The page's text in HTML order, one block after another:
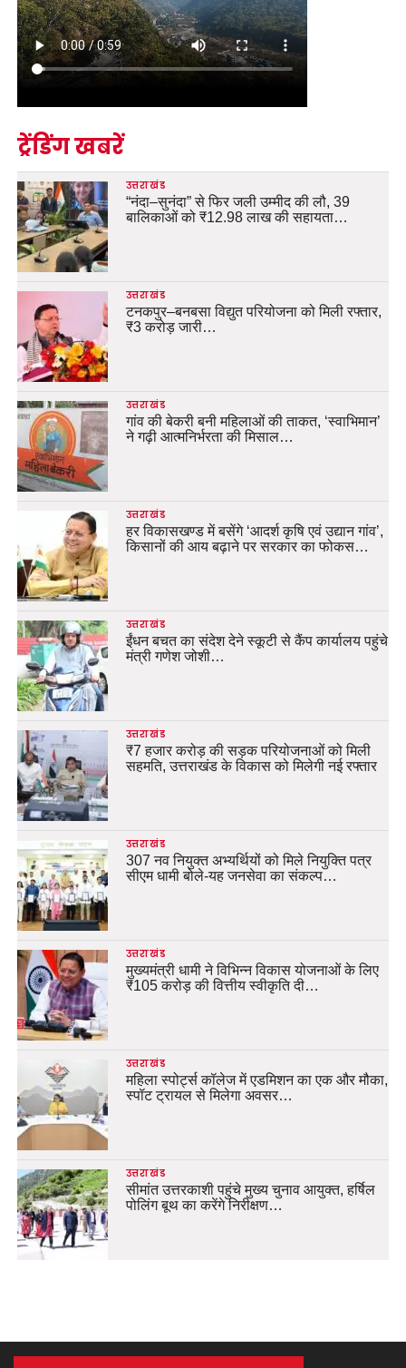
ट्रेंडिंग खबरें
उत्तराखंड
“नंदा–सुनंदा” से फिर जली उम्मीद की लौ, 39
बालिकाओं को ₹12.98 लाख की सहायता…
उत्तराखंड
टनकपुर–बनबसा विद्युत परियोजना को मिली रफ्तार,
₹3 करोड़ जारी…
उत्तराखंड
गांव की बेकरी बनी महिलाओं की ताकत, ‘स्वाभिमान’
ने गढ़ी आत्मनिर्भरता की मिसाल…
उत्तराखंड
हर विकासखण्ड में बसेंगे ‘आदर्श कृषि एवं उद्यान गांव’,
किसानों की आय बढ़ाने पर सरकार का फोकस…
उत्तराखंड
ईंधन बचत का संदेश देने स्कूटी से कैंप कार्यालय पहुंचे
मंत्री गणेश जोशी…
उत्तराखंड
₹7 हजार करोड़ की सड़क परियोजनाओं को मिली
सहमति, उत्तराखंड के विकास को मिलेगी नई रफ्तार
उत्तराखंड
307 नव नियुक्त अभ्यर्थियों को मिले नियुक्ति पत्र
सीएम धामी बोले-यह जनसेवा का संकल्प…
उत्तराखंड
मुख्यमंत्री धामी ने विभिन्न विकास योजनाओं के लिए
₹105 करोड़ की वित्तीय स्वीकृति दी…
उत्तराखंड
महिला स्पोर्ट्स कॉलेज में एडमिशन का एक और मौका,
स्पॉट ट्रायल से मिलेगा अवसर…
उत्तराखंड
सीमांत उत्तरकाशी पहुंचे मुख्य चुनाव आयुक्त, हर्षिल
पोलिंग बूथ का करेंगे निरीक्षण…